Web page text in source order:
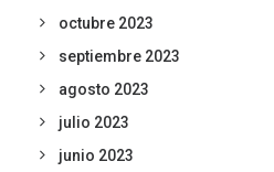
octubre 2023
septiembre 2023
agosto 2023
julio 2023
junio 2023